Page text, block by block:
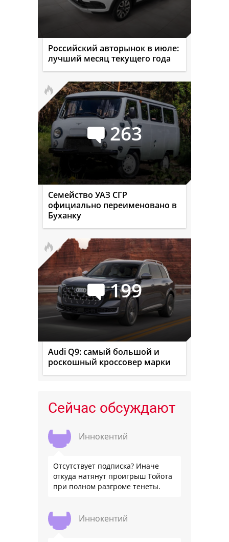
Российский авторынок в июле:
лучший месяц текущего года
263
Семейство УАЗ СГР
официально переименовано в
Буханку
199
Audi Q9: самый большой и
роскошный кроссовер марки
Сейчас обсуждают
Иннокентий
Отсутствует подписка? Иначе
откуда натянут проигрыш Тойота
при полном разгроме тенеты.
Иннокентий